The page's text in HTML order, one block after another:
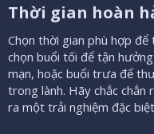
Thời gian hoàn
Chọn thời gian phù hợp
chọn buổi tối để tận
mạn, hoặc buổi trưa để
trong lành. Hãy chắc chắn
ra một trải nghiệm đặc